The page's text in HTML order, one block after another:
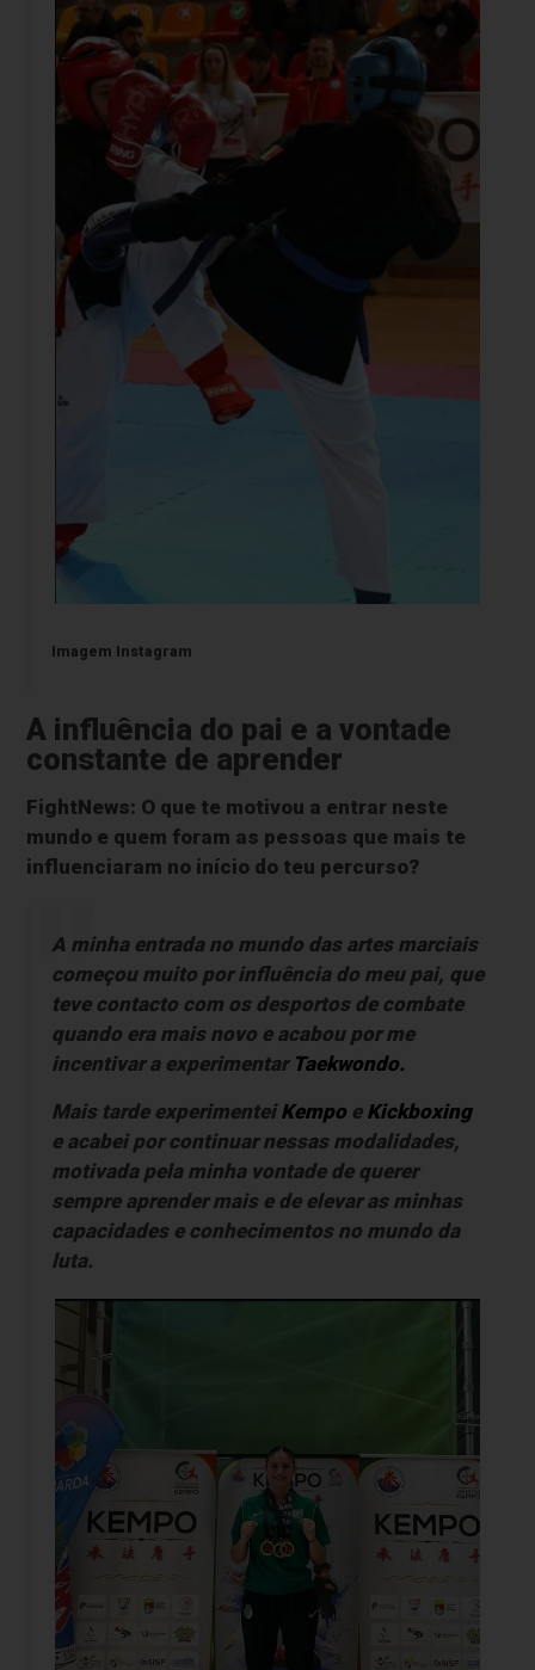
Imagem Instagram
A influência do pai e a vontade
constante de aprender
FightNews: O que te motivou a entrar neste
mundo e quem foram as pessoas que mais te
influenciaram no início do teu percurso?
A minha entrada no mundo das artes marciais
começou muito por influência do meu pai, que
teve contacto com os desportos de combate
quando era mais novo e acabou por me
incentivar a experimentar Taekwondo.
Mais tarde experimenteiKempoe Kickboxing
e acabei por continuar nessas modalidades,
motivada pela minha vontade de querer
sempre aprender mais e de elevar as minhas
capacidades e conhecimentos no mundo da
luta.